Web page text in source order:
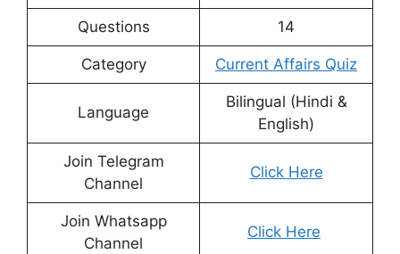
Questions 14
Category Current Affairs Quiz
Language
Bilingual (Hindi &
English)
Join Telegram
Channel
Click Here
Join Whatsapp
Channel
Click Here